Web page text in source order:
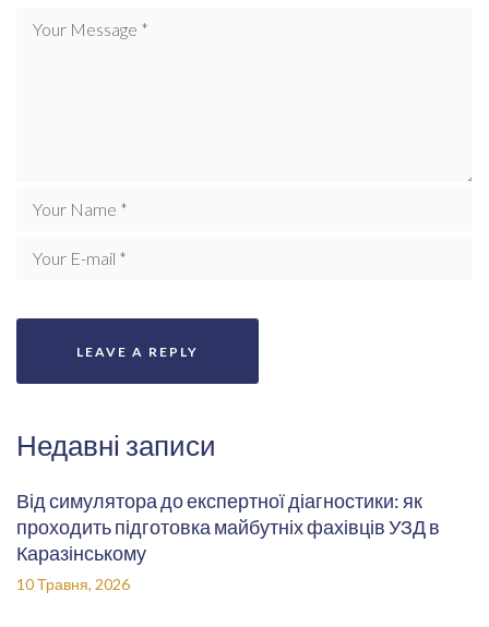
Недавні записи
Від симулятора до експертної діагностики: як
проходить підготовка майбутніх фахівців УЗД в
Каразінському
10 Травня, 2026